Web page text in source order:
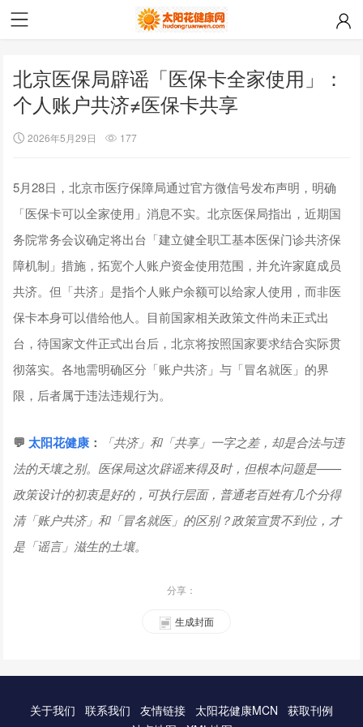
北京医保局辟谣「医保卡全家使用」：
个人账户共济≠医保卡共享
2026年5月29日 177
5月28日，北京市医疗保障局通过官方微信号发布声明，明确
「医保卡可以全家使用」消息不实。北京医保局指出，近期国
务院常务会议确定将出台「建立健全职工基本医保门诊共济保
障机制」措施，拓宽个人账户资金使用范围，并允许家庭成员
共济。但「共济」是指个人账户余额可以给家人使用，而非医
保卡本身可以借给他人。目前国家相关政策文件尚未正式出
台，待国家文件正式出台后，北京将按照国家要求结合实际贯
彻落实。各地需明确区分「账户共济」与「冒名就医」的界
限，后者属于违法违规行为。
💬 太阳花健康 ：
「共济」和「共享」一字之差，却是合法与违
法的天壤之别。医保局这次辟谣来得及时，但根本问题是——
政策设计的初衷是好的，可执行层面，普通老百姓有几个分得
清「账户共济」和「冒名就医」的区别？政策宣贯不到位，才
是「谣言」滋生的土壤。
分享：
生成封面
关于我们 联系我们 友情链接 太阳花健康MCN
获取刊例